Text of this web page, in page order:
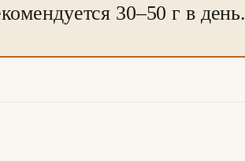
30–50 г в день.